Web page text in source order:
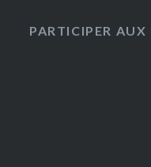
PARTICIPER